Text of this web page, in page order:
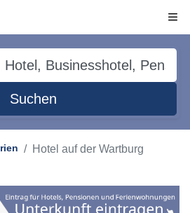
Suchen
Hotel auf der Wartburg